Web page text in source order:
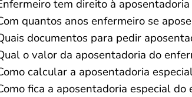
tem direito à aposentadoria
quantos anos enfermeiro se
documentos para pedir
o valor da aposentadoria do
calcular a aposentadoria
fica a aposentadoria especial